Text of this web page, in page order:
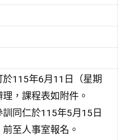
於115年6月11日（星期
，課程表如附件。
訓同仁於115年5月15日
前至人事室報名。